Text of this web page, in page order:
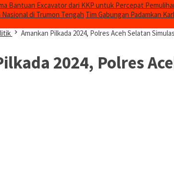
Bantuan Excavator dari KKP untuk Percepat
di Trumon Tengah Tim Gabungan Padamkan
Amankan Pilkada 2024, Polres Aceh Selatan
2024, Polres